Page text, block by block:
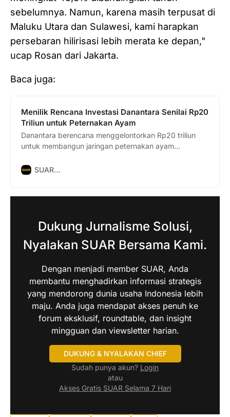
sebelumnya. Namun, karena masih terpusat di
Maluku Utara dan Sulawesi, kami harapkan
persebaran hilirisasi lebih merata ke depan,"
ucap Rosan dari Jakarta.
Baca juga:
Menilik Rencana Investasi Danantara Senilai Rp20
Triliun untuk Peternakan Ayam
Danantara berencana menggelontorkan Rp20 triliun
untuk membangun jaringan peternakan ayam
depannya?
SUAR…
Dukung Jurnalisme Solusi,
Nyalakan SUAR Bersama Kami.
Dengan menjadi member SUAR, Anda
membantu menghadirkan informasi strategis
yang mendorong dunia usaha Indonesia lebih
maju. Anda juga mendapat akses penuh ke
forum eksklusif, roundtable, dan insight
mingguan dan viewsletter harian.
DUKUNG & NYALAKAN CHIEF
Sudah punya akun? Login
atau
Akses Gratis SUAR Selama 7 Hari